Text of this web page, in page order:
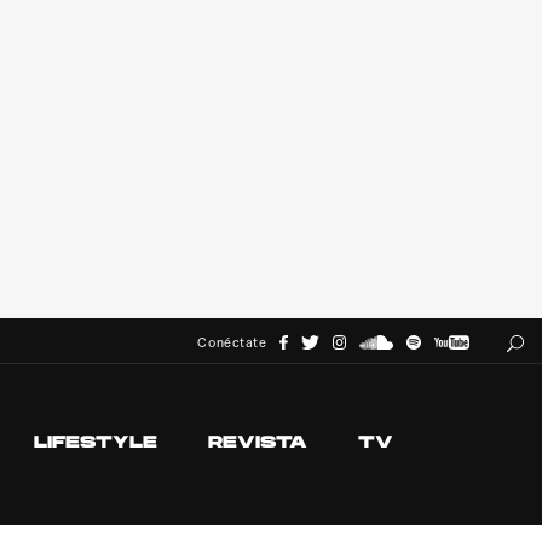
Conéctate
LIFESTYLE REVISTA TV